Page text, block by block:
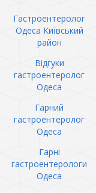
Гастроентеролог
Одеса Київський
район
Відгуки
гастроентеролог
Одеса
Гарний
гастроентеролог
Одеса
Гарні
гастроентерологи
Одеса